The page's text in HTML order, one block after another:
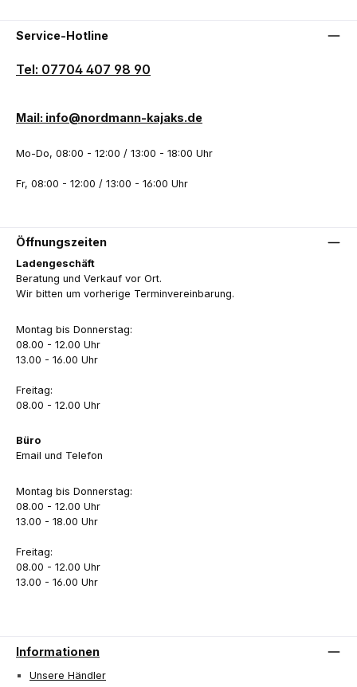
Service-Hotline
Tel: 07704 407 98 90
Mail: info@nordmann-kajaks.de
Mo-Do, 08:00 - 12:00 / 13:00 - 18:00 Uhr
Fr, 08:00 - 12:00 / 13:00 - 16:00 Uhr
Öffnungszeiten
Ladengeschäft
Beratung und Verkauf vor Ort.
Wir bitten um vorherige Terminvereinbarung.
Montag bis Donnerstag:
08.00 - 12.00 Uhr
13.00 - 16.00 Uhr
Freitag:
08.00 - 12.00 Uhr
Büro
Email und Telefon
Montag bis Donnerstag:
08.00 - 12.00 Uhr
13.00 - 18.00 Uhr
Freitag:
08.00 - 12.00 Uhr
13.00 - 16.00 Uhr
Informationen
Unsere Händler